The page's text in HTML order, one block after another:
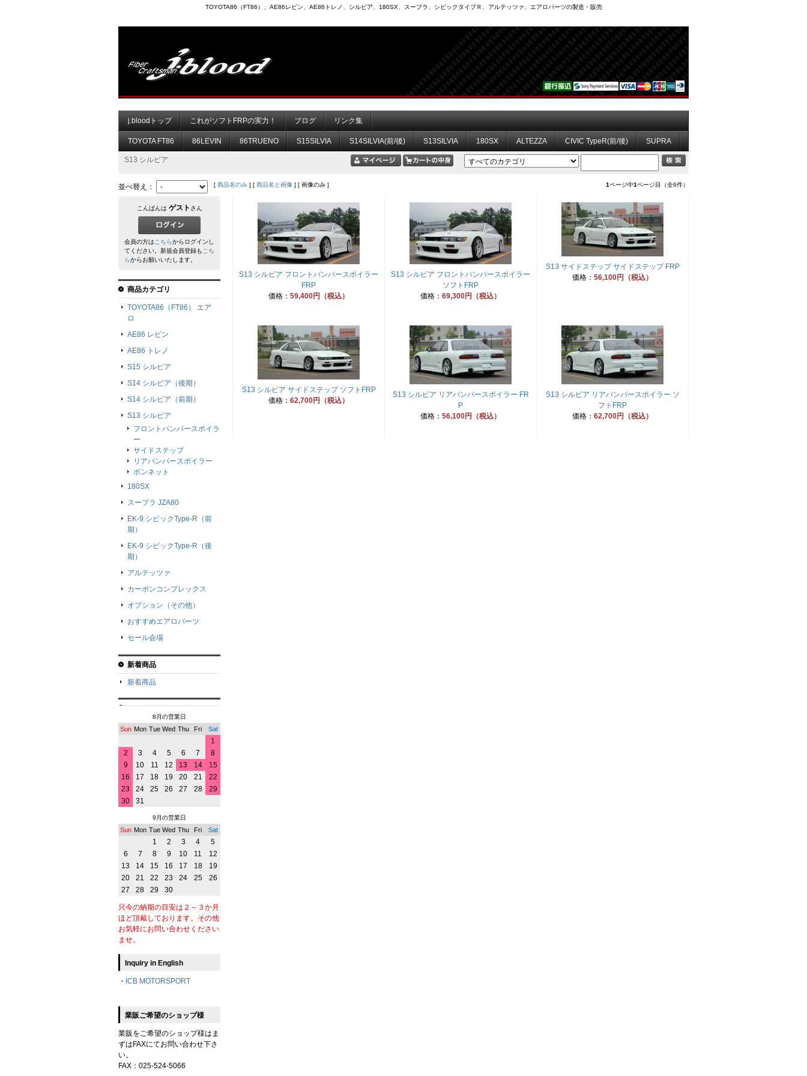
TOYOTA86（FT86）、AE86レビン、AE86トレノ、シルビア、180SX、スープラ、シビックタイプＲ、アルテッツァ、エアロパーツの製造・販売
j.bloodトップ これがソフトFRPの実力！ ブログ リンク集
TOYOTA FT86 86LEVIN 86TRUENO S15SILVIA S14SILVIA(前/後) S13SILVIA 180SX ALTEZZA CIVIC TypeR(前/後) SUPRA
S13 シルビア
並べ替え： [ 商品名のみ ] [ 商品名と画像 ] [ 画像のみ ] 1ページ中1ページ目（全6件）
S13 シルビア フロントバンパースポイラー
FRP
価格： 59,400円（税込）
S13 シルビア フロントバンパースポイラー
ソフトFRP
価格： 69,300円（税込）
S13 サイドステップ サイドステップ FRP
価格： 56,100円（税込）
S13 シルビア サイドステップ ソフトFRP
価格： 62,700円（税込）
S13 シルビア リアバンパースポイラー FR
P
価格： 56,100円（税込）
S13 シルビア リアバンパースポイラー ソ
フトFRP
価格： 62,700円（税込）
こんばんは ゲスト さん
会員の方はこちらからログインし
てください。新規会員登録もこち
らからお願いいたします。
商品カテゴリ
TOYOTA86（FT86） エア
ロ
AE86 レビン
AE86 トレノ
S15 シルビア
S14 シルビア（後期）
S14 シルビア（前期）
S13 シルビア
フロントバンパースポイラ
ー
サイドステップ
リアバンパースポイラー
ボンネット
180SX
スープラ JZA80
EK-9 シビックType-R（前
期）
EK-9 シビックType-R（後
期）
アルテッツァ
カーボンコンプレックス
オプション（その他）
おすすめエアロパーツ
セール会場
新着商品
新着商品
8月の営業日
Sun Mon Tue Wed Thu Fri Sat
1
2
3 4 5 6 7
8
9
10 11 12 13 14
15
16
17 18 19 20 21
22
23
24 25 26 27 28
29
30
31
9月の営業日
Sun Mon Tue Wed Thu Fri Sat
1 2 3 4
5
6
7 8 9 10 11
12
13
14 15 16 17 18
19
20
21 22 23 24 25
26
27
28 29 30
只今の納期の目安は２～３か月
ほど頂戴しております。その他
お気軽にお問い合わせください
ませ。
Inquiry in English
・ ICB MOTORSPORT
業販ご希望のショップ様
業販をご希望のショップ様はま
ずはFAXにてお問い合わせ下さ
い。
FAX：025-524-5066